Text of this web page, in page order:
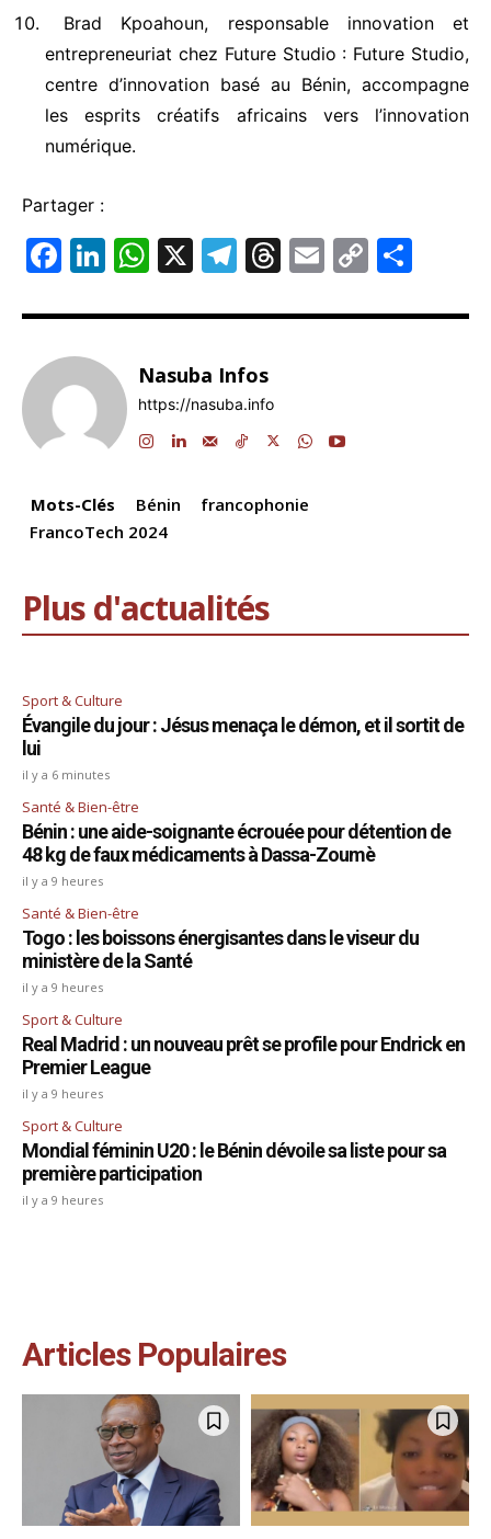
Brad Kpoahoun, responsable innovation et
entrepreneuriat chez Future Studio : Future Studio,
centre d’innovation basé au Bénin, accompagne
les esprits créatifs africains vers l’innovation
numérique.
Partager :
F
c
e
b
o
k
Li
k
e
dI
n
W
at
s
A
p
X
T
e
gr
a
m
T
e
s
E
ai
C
p ta
Nasuba Infos
https://nasuba.info
Mots-Clés Bénin
francophonie
FrancoTech 2024
Plus d'actualités
Sport & Culture
Évangile du jour : Jésus menaça le démon, et il sortit de
lui
il y a 6 minutes
Santé & Bien-être
Bénin : une aide-soignante écrouée pour détention de
48 kg de faux médicaments à Dassa-Zoumè
il y a 9 heures
Santé & Bien-être
Togo : les boissons énergisantes dans le viseur du
ministère de la Santé
il y a 9 heures
Sport & Culture
Real Madrid : un nouveau prêt se profile pour Endrick en
Premier League
il y a 9 heures
Sport & Culture
Mondial féminin U20 : le Bénin dévoile sa liste pour sa
première participation
il y a 9 heures
Articles Populaires